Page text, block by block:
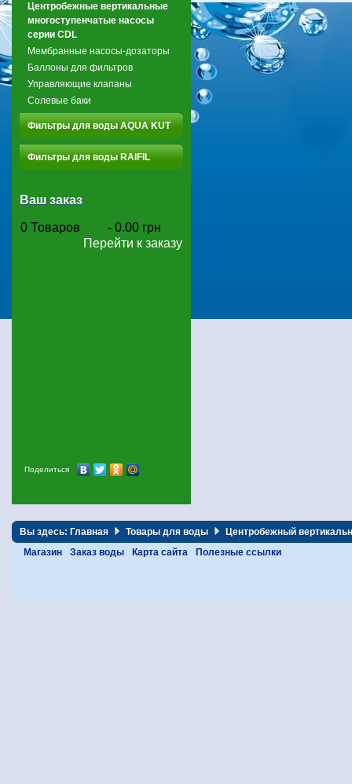
Центробежные вертикальные
многоступенчатые насосы
серии CDL
Мембранные насосы-дозаторы
Баллоны для фильтров
Управляющие клапаны
Солевые баки
Фильтры для воды AQUA KUT
Фильтры для воды RAIFIL
Ваш заказ
0 Товаров - 0.00 грн
Перейти к заказу
Поделиться
Вы здесь: Главная Товары для воды
Центробежный
Магазин
Заказ воды Карта сайта Полезные ссылки